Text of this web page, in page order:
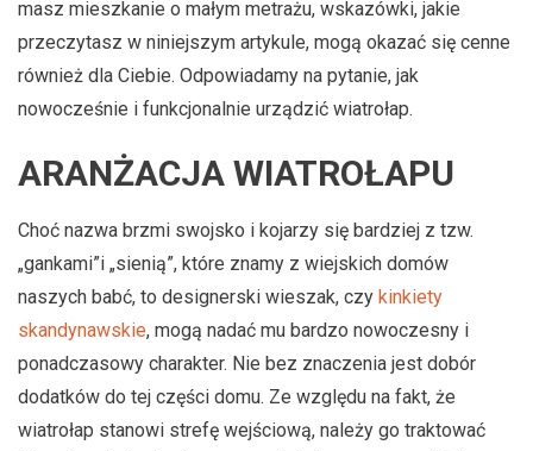
masz mieszkanie o małym metrażu, wskazówki, jakie
przeczytasz w niniejszym artykule, mogą okazać się cenne
również dla Ciebie. Odpowiadamy na pytanie, jak
nowocześnie i funkcjonalnie urządzić wiatrołap.
ARANŻACJA WIATROŁAPU
Choć nazwa brzmi swojsko i kojarzy się bardziej z tzw.
„gankami”i „sienią”, które znamy z wiejskich domów
naszych babć, to designerski wieszak, czy kinkiety
skandynawskie, mogą nadać mu bardzo nowoczesny i
ponadczasowy charakter. Nie bez znaczenia jest dobór
dodatków do tej części domu. Ze względu na fakt, że
wiatrołap stanowi strefę wejściową, należy go traktować